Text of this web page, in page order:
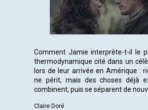
Comment Jamie interprète-t-il le
thermodynamique cité dans un
lors de leur arrivée en Amérique :
ne périt, mais des choses déjà
combinent, puis se séparent de
Claire Doré